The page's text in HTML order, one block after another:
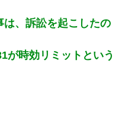
、訴訟を起こしたの
が時効リミットという